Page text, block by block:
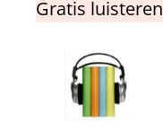
Gratis luisteren